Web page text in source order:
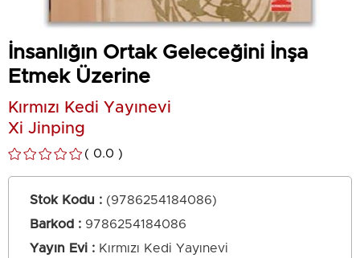
İnsanlığın Ortak Geleceğini İnşa
Etmek Üzerine
Kırmızı Kedi Yayınevi
Xi Jinping
0.0
Stok Kodu
(9786254184086)
Barkod : 9786254184086
Yayın Evi
Kırmızı Kedi Yayınevi